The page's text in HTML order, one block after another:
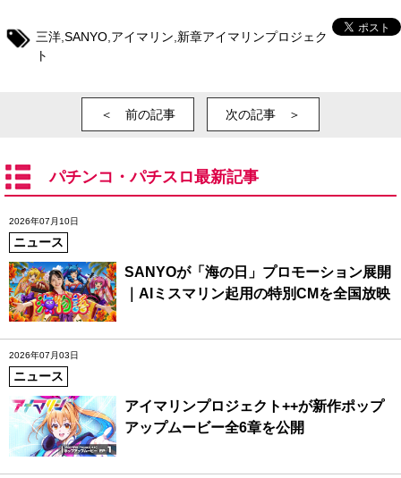
三洋 SANYO アイマリン 新章アイマリンプロジェク
ト
＜ 前の記事 次の記事 ＞
パチンコ・パチスロ最新記事
2026年07月10日
ニュース
SANYOが「海の日」プロモーション展開
｜AIミスマリン起用の特別CMを全国放映
2026年07月03日
ニュース
アイマリンプロジェクト++が新作ポップ
アップムービー全6章を公開